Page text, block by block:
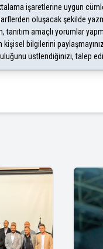
işaretlerine uygun
oluşacak şekilde
amaçlı yorumlar
kişisel bilgilerini paylaşmayınız.
üstlendiğinizi, talep